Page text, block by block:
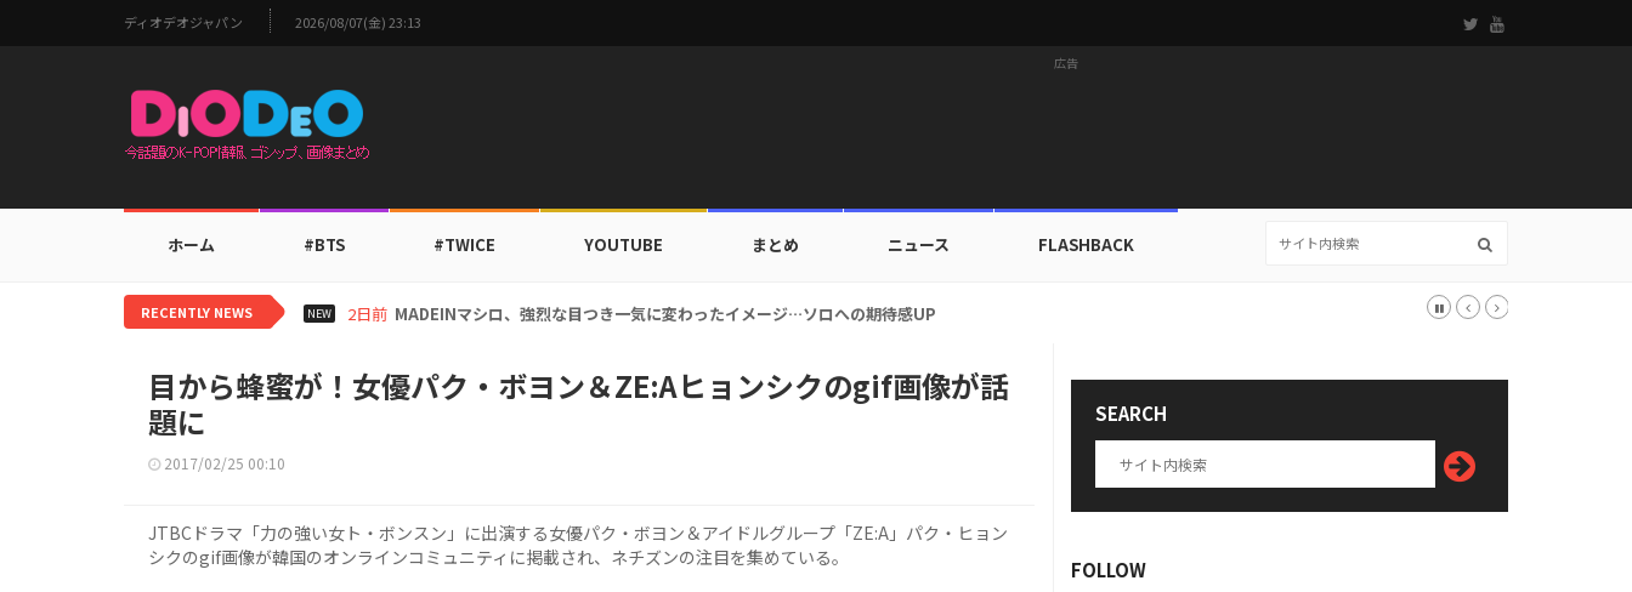
ディオデオジャパン 2026/08/07(金) 23:13
広告
ホーム #BTS #TWICE YOUTUBE まとめ ニュース FLASHBACK
RECENTLY NEWS NEW 2日前 MADEINマシロ、強烈な目つき一気に変わったイメージ…ソロへの期待感UP
目から蜂蜜が！女優パク・ボヨン＆ZE:Aヒョンシクのgif画像が話
題に
2017/02/25 00:10
JTBCドラマ「力の強い女ト・ボンスン」に出演する女優パク・ボヨン＆アイドルグループ「ZE:A」パク・ヒョン
シクのgif画像が韓国のオンラインコミュニティに掲載され、ネチズンの注目を集めている。
SEARCH
FOLLOW